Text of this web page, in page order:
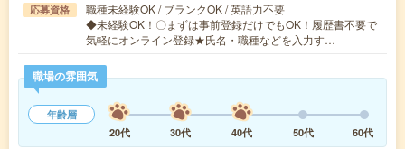
応募資格
職種未経験OK / ブランクOK / 英語力不要
◆未経験OK！〇まずは事前登録だけでもOK！履歴書不要で
気軽にオンライン登録★氏名・職種などを入力す…
職場の雰囲気
年齢層
20代
30代 40代 50代 60代